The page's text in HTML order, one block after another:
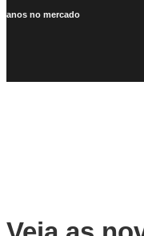
anos no mercado